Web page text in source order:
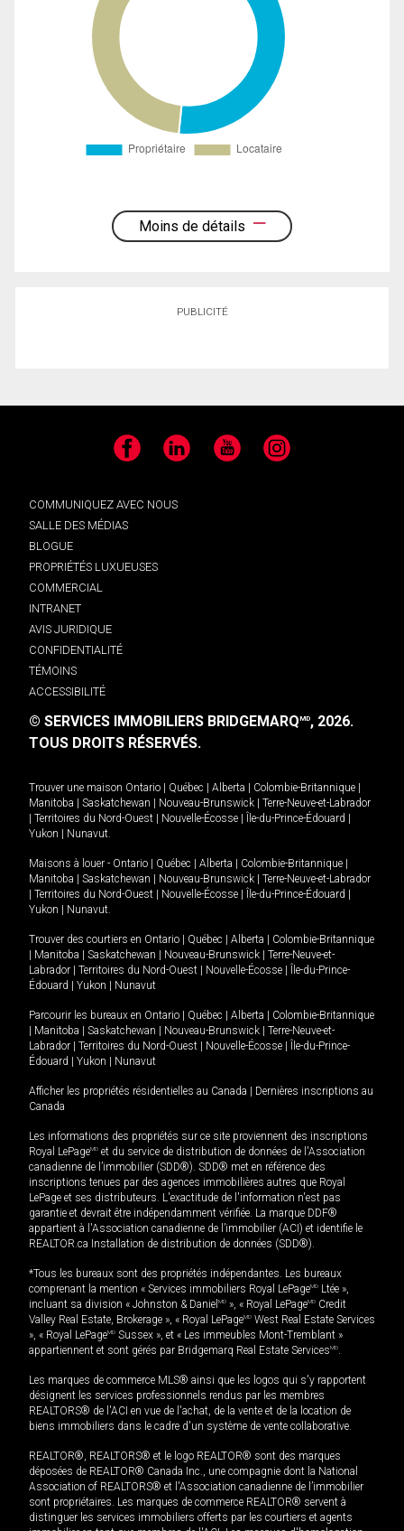
Moins de détails
PUBLICITÉ
Facebook LinkedIn YouTube Instagram
COMMUNIQUEZ AVEC NOUS
SALLE DES MÉDIAS
BLOGUE
PROPRIÉTÉS LUXUEUSES
COMMERCIAL
INTRANET
AVIS JURIDIQUE
CONFIDENTIALITÉ
TÉMOINS
ACCESSIBILITÉ
© SERVICES IMMOBILIERS BRIDGEMARQMD, 2026.
TOUS DROITS RÉSERVÉS.
Trouver une maison Ontario Québec Alberta Colombie-Britannique
Manitoba
Saskatchewan Nouveau-Brunswick
Terre-Neuve-et-Labrador
Territoires du Nord-Ouest Nouvelle-Écosse Île-du-Prince-Édouard
Yukon
Nunavut.
Maisons à louer - Ontario Québec Alberta Colombie-Britannique
Manitoba
Saskatchewan Nouveau-Brunswick
Terre-Neuve-et-Labrador
Territoires du Nord-Ouest Nouvelle-Écosse Île-du-Prince-Édouard
Yukon
Nunavut.
Trouver des courtiers en Ontario Québec Alberta
Colombie-Britannique
Manitoba Saskatchewan Nouveau-Brunswick
Terre-Neuve-et-
Labrador
Territoires du Nord-Ouest Nouvelle-Écosse
Île-du-Prince-
Édouard
Yukon Nunavut
Parcourir les bureaux en Ontario Québec Alberta
Colombie-Britannique
Manitoba Saskatchewan Nouveau-Brunswick
Terre-Neuve-et-
Labrador
Territoires du Nord-Ouest Nouvelle-Écosse
Île-du-Prince-
Édouard
Yukon Nunavut
Afficher les propriétés résidentielles au Canada
Dernières inscriptions au
Canada
Les informations des propriétés sur ce site proviennent des inscriptions
Royal LePageMD et du service de distribution de données de l'Association
canadienne de l’immobilier (SDD®). SDD® met en référence des
inscriptions tenues par des agences immobilières autres que Royal
LePage et ses distributeurs. L'exactitude de l'information n'est pas
garantie et devrait être indépendamment vérifiée. La marque DDF®
appartient à l'Association canadienne de l’immobilier (ACI) et identifie le
REALTOR.ca Installation de distribution de données (SDD®).
*Tous les bureaux sont des propriétés indépendantes. Les bureaux
comprenant la mention « Services immobiliers Royal LePageMD Ltée »,
incluant sa division « Johnston & Daniel MD », « Royal LePageMD Credit
Valley Real Estate, Brokerage », « Royal LePageMD West Real Estate Services
», « Royal LePageMD Sussex », et « Les immeubles Mont-Tremblant »
appartiennent et sont gérés par Bridgemarq Real Estate ServicesMD.
Les marques de commerce MLS® ainsi que les logos qui s'y rapportent
désignent les services professionnels rendus par les membres
REALTORS® de l'ACI en vue de l'achat, de la vente et de la location de
biens immobiliers dans le cadre d'un système de vente collaborative.
REALTOR®, REALTORS® et le logo REALTOR® sont des marques
déposées de REALTOR® Canada Inc., une compagnie dont la National
Association of REALTORS® et l'Association canadienne de l’immobilier
sont propriétaires. Les marques de commerce REALTOR® servent à
distinguer les services immobiliers offerts par les courtiers et agents